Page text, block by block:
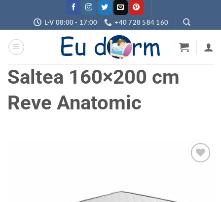
content
L-V 08:00 - 17:00 +40 728 584 160
Saltea 160×200 cm
Reve Anatomic